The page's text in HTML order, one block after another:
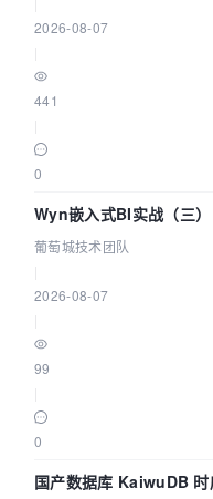
2026-08-07
441
0
Wyn嵌入式BI实战（三
数联动全闭环
葡萄城技术团队
2026-08-07
99
0
国产数据库 KaiwuDB